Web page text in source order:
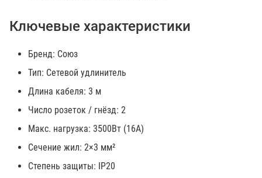
Ключевые характеристики
Бренд: Союз
Тип: Сетевой удлинитель
Длина кабеля: 3 м
Число розеток / гнёзд: 2
Макс. нагрузка: 3500Вт (16А)
Сечение жил: 2×3 мм²
Степень защиты: IP20